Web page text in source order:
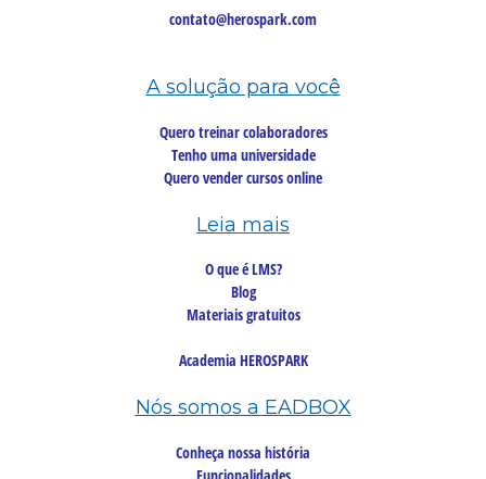
contato@herospark.com
A solução para você
Quero treinar colaboradores
Tenho uma universidade
Quero vender cursos online
Leia mais
O que é LMS?
Blog
Materiais gratuitos
Academia HEROSPARK
Nós somos a EADBOX
Conheça nossa história